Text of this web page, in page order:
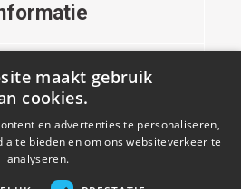
Contactmaakt gebruik
cookies.
en advertenties te personaliseren,
te bieden en om ons websiteverkeer te
analyseren.